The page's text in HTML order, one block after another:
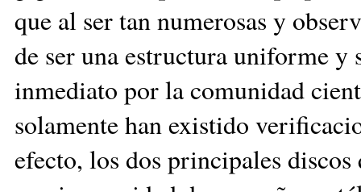
que al ser tan numerosas y
de ser una estructura uniforme y
inmediato por la comunidad
solamente han existido
efecto, los dos principales